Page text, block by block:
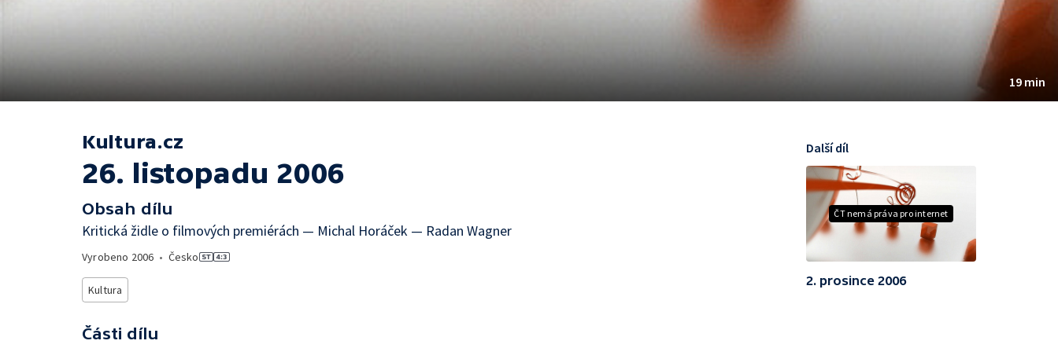
19 min
Kultura.cz
26. listopadu 2006
Obsah dílu
Kritická židle o filmových premiérách — Michal Horáček — Radan Wagner
Vyrobeno 2006 • Česko
Kultura
Části dílu
ČT nemá práva pro internet
Další díl
2. prosince 2006